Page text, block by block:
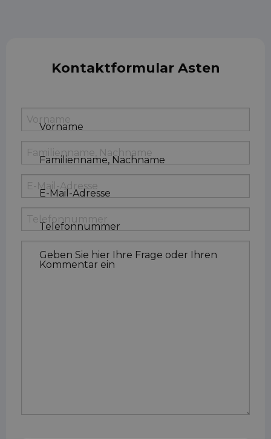
Kontaktformular Asten
Vorname
Familienname, Nachname
E-Mail-Adresse
Telefonnummer
Geben Sie hier Ihre Frage oder Ihren
Kommentar ein